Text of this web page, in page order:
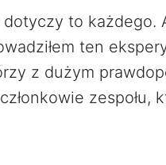
to każdego.
ten
z dużym